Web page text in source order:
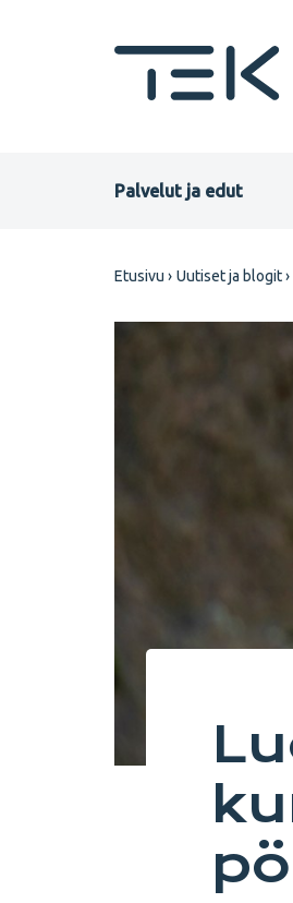
Palvelut ja edut
Etusivu Uutiset ja blogit